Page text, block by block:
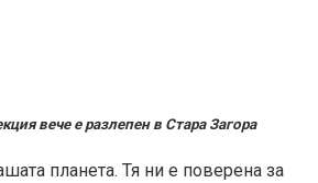
вече е разлепен в Стара Загора
планета. Тя ни е поверена за